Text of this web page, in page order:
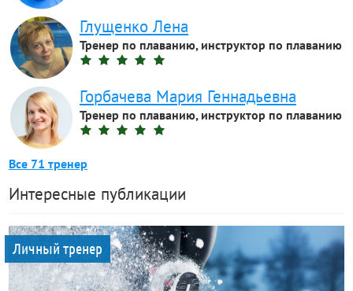
Глущенко Лена
Тренер по плаванию, инструктор по плаванию
Горбачева Мария Геннадьевна
Тренер по плаванию, инструктор по плаванию
Все 71 тренер
Интересные публикации
Личный тренер